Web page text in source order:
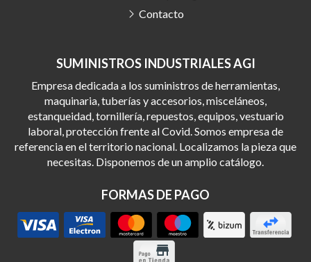
SUMINISTROS INDUSTRIALES AGI
Empresa dedicada a los suministros de herramientas,
maquinaria, tuberías y accesorios, misceláneos,
estanqueidad, tornillería, repuestos, equipos, vestuario
laboral, protección frente al Covid. Somos empresa de
referencia en el territorio nacional. Localizamos la pieza que
necesitas. Disponemos de un amplio catálogo.
FORMAS DE PAGO
Contacto